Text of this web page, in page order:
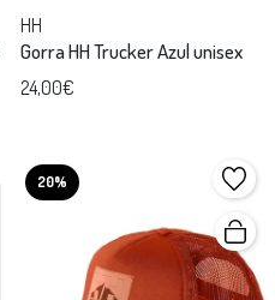
HH
Gorra HH Trucker Azul unisex
24,00€
20%